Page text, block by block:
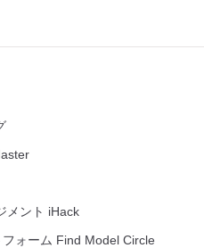
メント iHack
ォーム Find Model Circle